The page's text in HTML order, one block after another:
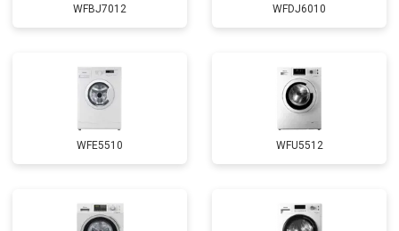
WFBJ7012 WFDJ6010
WFE5510 WFU5512